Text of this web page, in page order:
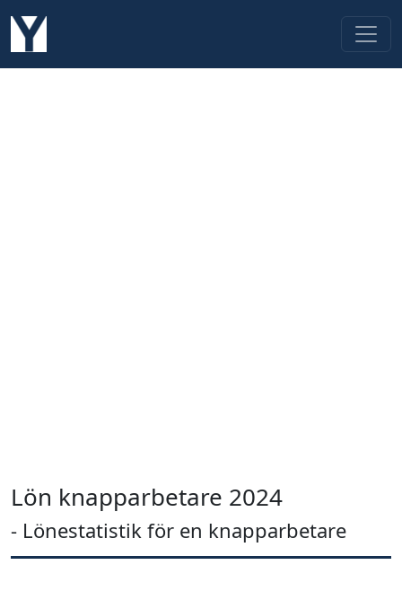
Lön knapparbetare 2024
- Lönestatistik för en knapparbetare